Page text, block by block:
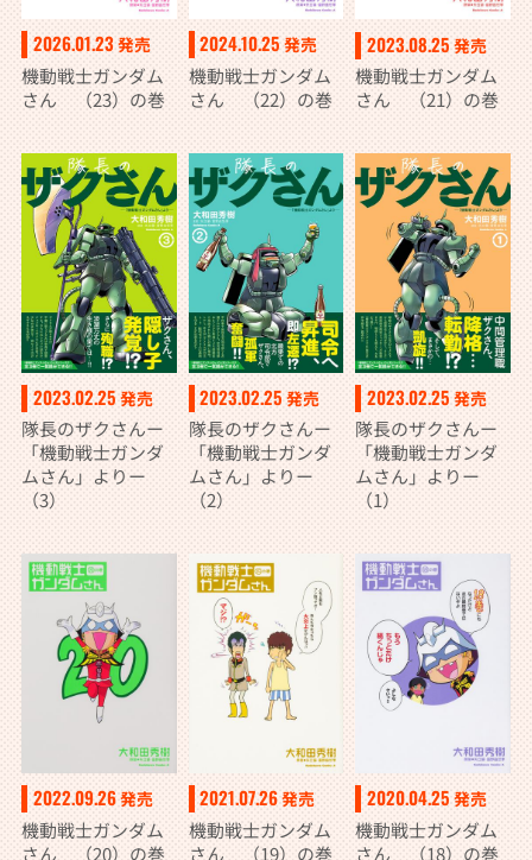
2026.01.23 発売
機動戦士ガンダム
さん （23）の巻
2024.10.25 発売
機動戦士ガンダム
さん （22）の巻
2023.08.25 発売
機動戦士ガンダム
さん （21）の巻
2023.02.25 発売
隊長のザクさんー
「機動戦士ガンダ
ムさん」よりー
（3）
2023.02.25 発売
隊長のザクさんー
「機動戦士ガンダ
ムさん」よりー
（2）
2023.02.25 発売
隊長のザクさんー
「機動戦士ガンダ
ムさん」よりー
（1）
2022.09.26発売
機動戦士ガンダム
さん （20）の巻
2021.07.26発売
機動戦士ガンダム
さん （19）の巻
2020.04.25 発売
機動戦士ガンダム
さん （18）の巻